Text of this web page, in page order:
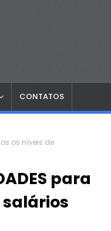
CONTATOS
os níveis de
para